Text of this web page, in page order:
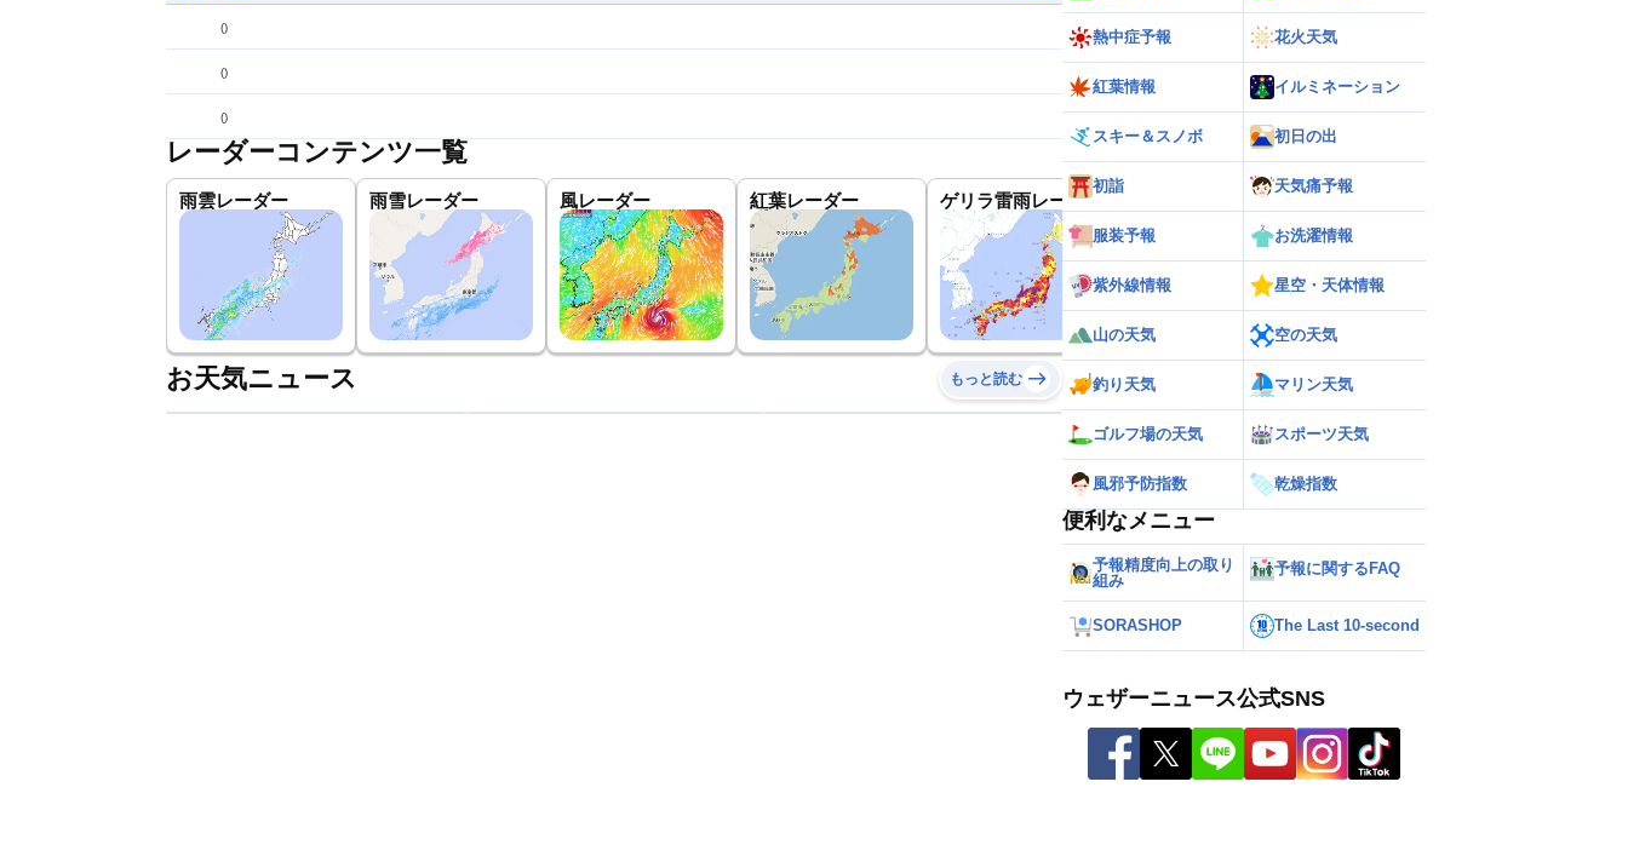
()
()
()
レーダーコンテンツ一覧
雨雲レーダー 雨雪レーダー 風レーダー 紅葉レーダー ゲリラ雷雨レーダー 世界の雨雲レーダー
お天気ニュース もっと読む
熱中症予報 花火天気
紅葉情報 イルミネーション
スキー＆スノボ 初日の出
初詣 天気痛予報
服装予報 お洗濯情報
紫外線情報 星空・天体情報
山の天気 空の天気
釣り天気 マリン天気
ゴルフ場の天気 スポーツ天気
風邪予防指数 乾燥指数
便利なメニュー
予報精度向上の取り
組み
予報に関するFAQ
SORASHOP The Last 10-second
ウェザーニュース公式SNS